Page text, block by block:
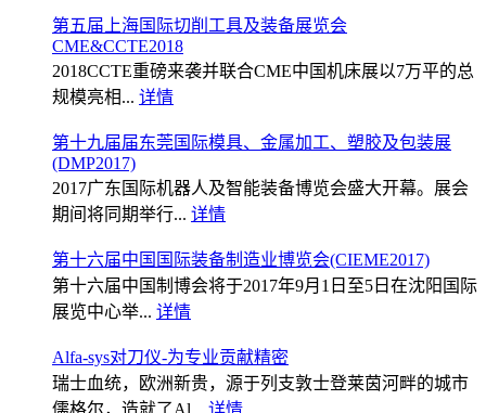
第五届上海国际切削工具及装备展览会
CME&CCTE2018
2018CCTE重磅来袭并联合CME中国机床展以7万平的总
规模亮相... 详情
第十九届届东莞国际模具、金属加工、塑胶及包装展
(DMP2017)
2017广东国际机器人及智能装备博览会盛大开幕。展会
期间将同期举行... 详情
第十六届中国国际装备制造业博览会(CIEME2017)
第十六届中国制博会将于2017年9月1日至5日在沈阳国际
展览中心举... 详情
Alfa-sys对刀仪-为专业贡献精密
瑞士血统，欧洲新贵，源于列支敦士登莱茵河畔的城市
儒格尔，造就了Al... 详情